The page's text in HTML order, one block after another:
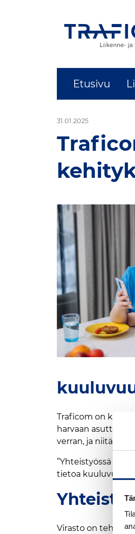
Etusivu
31.01.2025
Traficom on
harvaan asuttujen
verran, ja niitä
”Yhteistyössä
tietoa
Virasto on tehnyt